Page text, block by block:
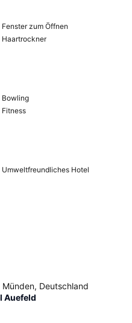
Fenster zum Öffnen
Haartrockner
Bowling
Fitness
Umweltfreundliches Hotel
Deutschland
Auefeld